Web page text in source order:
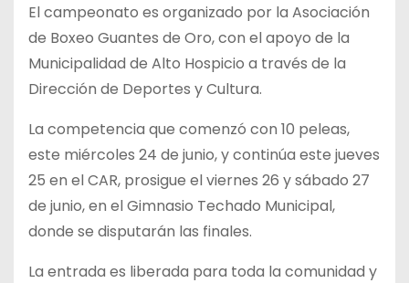
El campeonato es organizado por la Asociación
de Boxeo Guantes de Oro, con el apoyo de la
Municipalidad de Alto Hospicio a través de la
Dirección de Deportes y Cultura.
La competencia que comenzó con 10 peleas,
este miércoles 24 de junio, y continúa este jueves
25 en el CAR, prosigue el viernes 26 y sábado 27
de junio, en el Gimnasio Techado Municipal,
donde se disputarán las finales.
La entrada es liberada para toda la comunidad y